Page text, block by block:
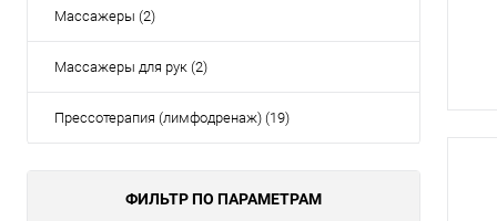
Массажеры (2)
Массажеры для рук (2)
Прессотерапия (лимфодренаж) (19)
ФИЛЬТР ПО ПАРАМЕТРАМ